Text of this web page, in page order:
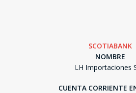
SCOTIABANK
NOMBRE
LH Importaciones
CUENTA CORRIENTE